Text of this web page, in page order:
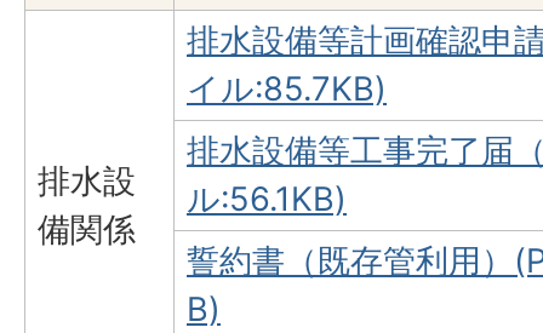
排水設
備関係
排水設備等計画確認申
イル:85.7KB)
排水設備等工事完了届
ル:56.1KB)
誓約書（既存管利用）
B)